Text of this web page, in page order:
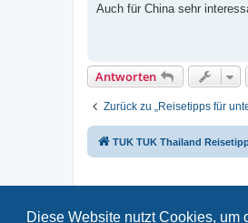
Diese Website nutzt Cookies, um
Auch für China sehr
Antworten
Zurück zu „Reisetipps für
TUK TUK Thailand